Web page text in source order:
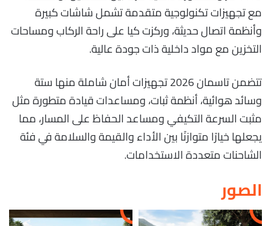
مع تجهيزات تكنولوجية متقدمة تشمل شاشات كبيرة
وأنظمة اتصال حديثة، وركزت كيا على راحة الركاب ومساحات
التخزين مع مواد داخلية ذات جودة عالية.
تتضمن تاسمان 2026 تجهيزات أمان شاملة منها ستة
وسائد هوائية، أنظمة ثبات، ومساعدات قيادة متطورة مثل
مثبت السرعة التكيفي ومساعد الحفاظ على المسار، مما
يجعلها خيارًا متوازنًا بين الأداء والقيمة والسلامة في فئة
الشاحنات متعددة الاستخدامات.
الصور